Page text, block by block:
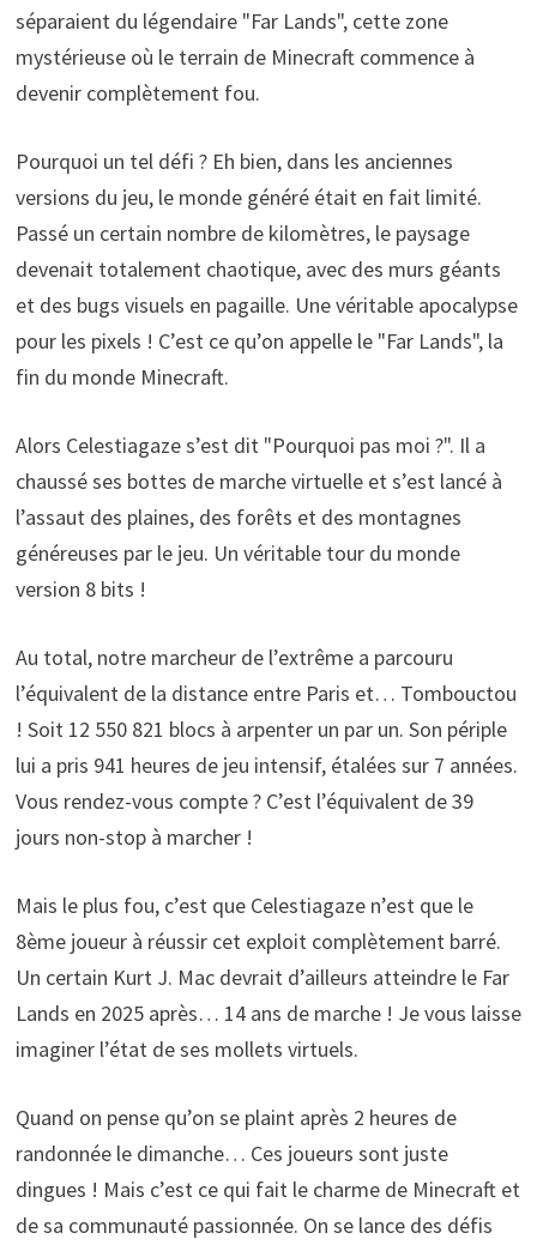
séparaient du légendaire "Far Lands", cette zone
mystérieuse où le terrain de Minecraft commence à
devenir complètement fou.
Pourquoi un tel défi ? Eh bien, dans les anciennes
versions du jeu, le monde généré était en fait limité.
Passé un certain nombre de kilomètres, le paysage
devenait totalement chaotique, avec des murs géants
et des bugs visuels en pagaille. Une véritable apocalypse
pour les pixels ! C’est ce qu’on appelle le "Far Lands", la
fin du monde Minecraft.
Alors Celestiagaze s’est dit "Pourquoi pas moi ?". Il a
chaussé ses bottes de marche virtuelle et s’est lancé à
l’assaut des plaines, des forêts et des montagnes
généreuses par le jeu. Un véritable tour du monde
version 8 bits !
Au total, notre marcheur de l’extrême a parcouru
l’équivalent de la distance entre Paris et… Tombouctou
! Soit 12 550 821 blocs à arpenter un par un. Son périple
lui a pris 941 heures de jeu intensif, étalées sur 7 années.
Vous rendez-vous compte ? C’est l’équivalent de 39
jours non-stop à marcher !
Mais le plus fou, c’est que Celestiagaze n’est que le
8ème joueur à réussir cet exploit complètement barré.
Un certain Kurt J. Mac devrait d’ailleurs atteindre le Far
Lands en 2025 après… 14 ans de marche ! Je vous laisse
imaginer l’état de ses mollets virtuels.
Quand on pense qu’on se plaint après 2 heures de
randonnée le dimanche… Ces joueurs sont juste
dingues ! Mais c’est ce qui fait le charme de Minecraft et
de sa communauté passionnée. On se lance des défis